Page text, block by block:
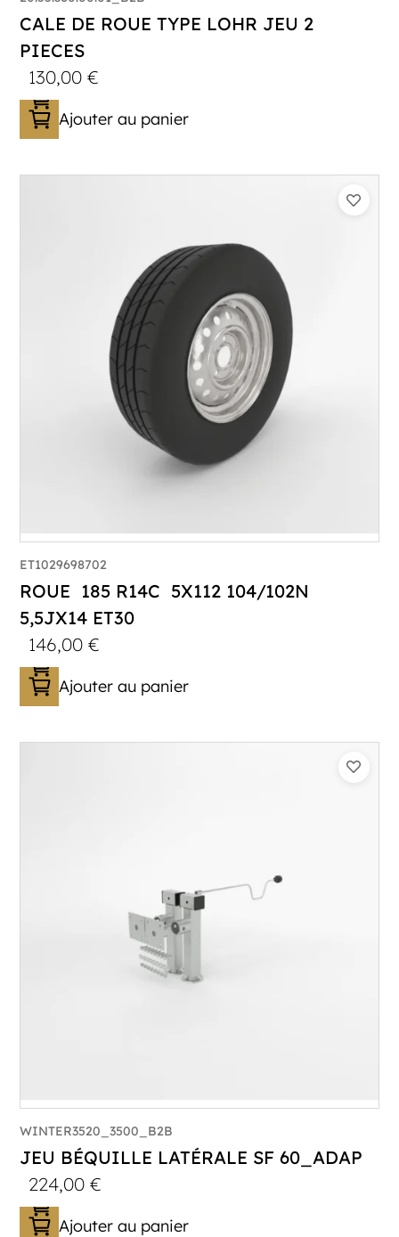
CALE DE ROUE TYPE LOHR JEU 2
PIECES
130,00€
Ajouter au panier
ET1029698702
ROUE 185 R14C 5X112 104/102N
5,5JX14 ET30
146,00€
Ajouter au panier
WINTER3520_3500_B2B
JEU BÉQUILLE LATÉRALE SF 60_ADAP
224,00€
Ajouter au panier